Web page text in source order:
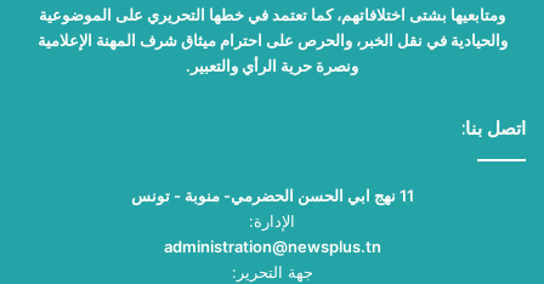
ومتابعيها بشتى اختلافاتهم، كما تعتمد في خطها التحريري على الموضوعية
والحيادية في نقل الخبر، والحرص على احترام ميثاق شرف المهنة الإعلامية
ونصرة حرية الرأي والتعبير.
اتصل بنا:
11 نهج ابي الحسن الحضرمي- منوبة - تونس
الإدارة:
administration@newsplus.tn
جهة التحرير: